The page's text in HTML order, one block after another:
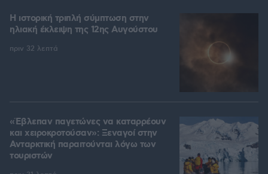
Η ιστορική τριπλή σύμπτωση στην
ηλιακή έκλειψη της 12ης Αυγούστου
πριν 32 λεπτά
«Έβλεπαν παγετώνες να καταρρέουν
και χειροκροτούσαν»: Ξεναγοί στην
Ανταρκτική παραιτούνται λόγω των
τουριστών